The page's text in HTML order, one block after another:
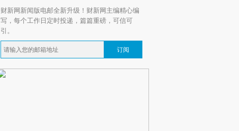
财新网新闻版电邮全新升级！财新网主编精心编
写，每个工作日定时投递，篇篇重磅，可信可
引。
订阅